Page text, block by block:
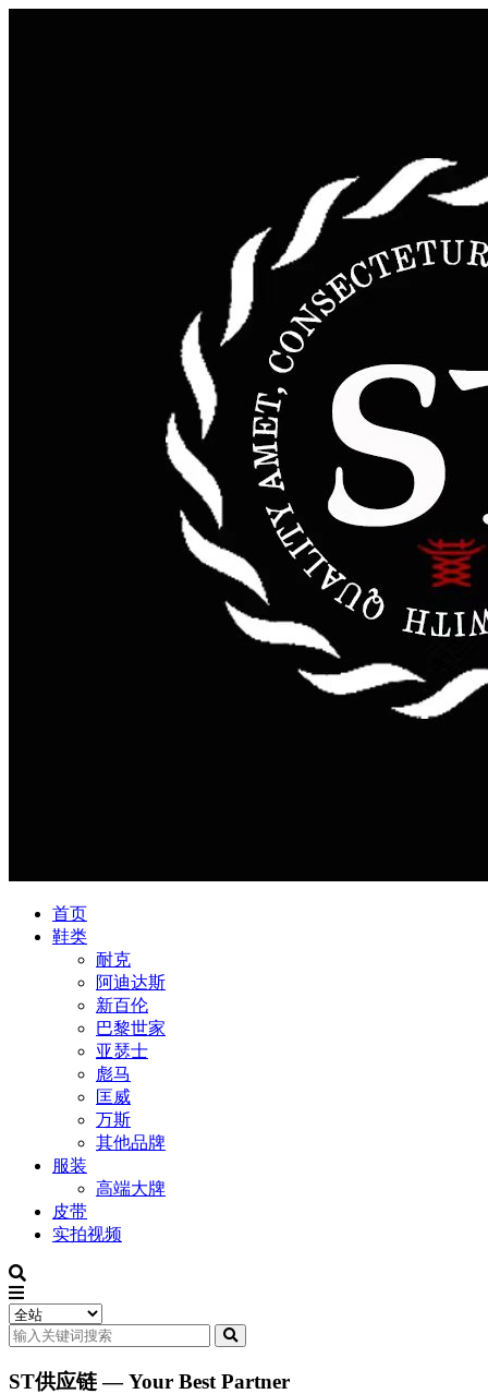
首页
鞋类
耐克
阿迪达斯
新百伦
巴黎世家
亚瑟士
彪马
匡威
万斯
其他品牌
服装
高端大牌
皮带
实拍视频
ST供应链 — Your Best Partner